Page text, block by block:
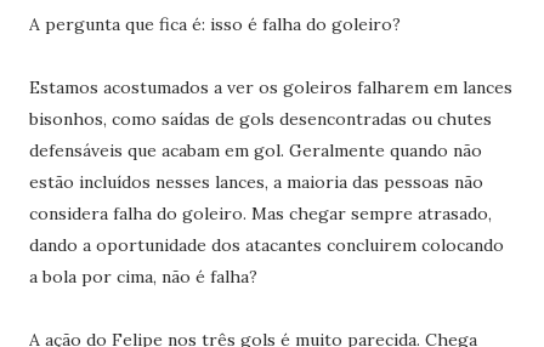
A pergunta que fica é: isso é falha do goleiro?
Estamos acostumados a ver os goleiros falharem em lances
bisonhos, como saídas de gols desencontradas ou chutes
defensáveis que acabam em gol. Geralmente quando não
estão incluídos nesses lances, a maioria das pessoas não
considera falha do goleiro. Mas chegar sempre atrasado,
dando a oportunidade dos atacantes concluirem colocando
a bola por cima, não é falha?
A ação do Felipe nos três gols é muito parecida. Chega